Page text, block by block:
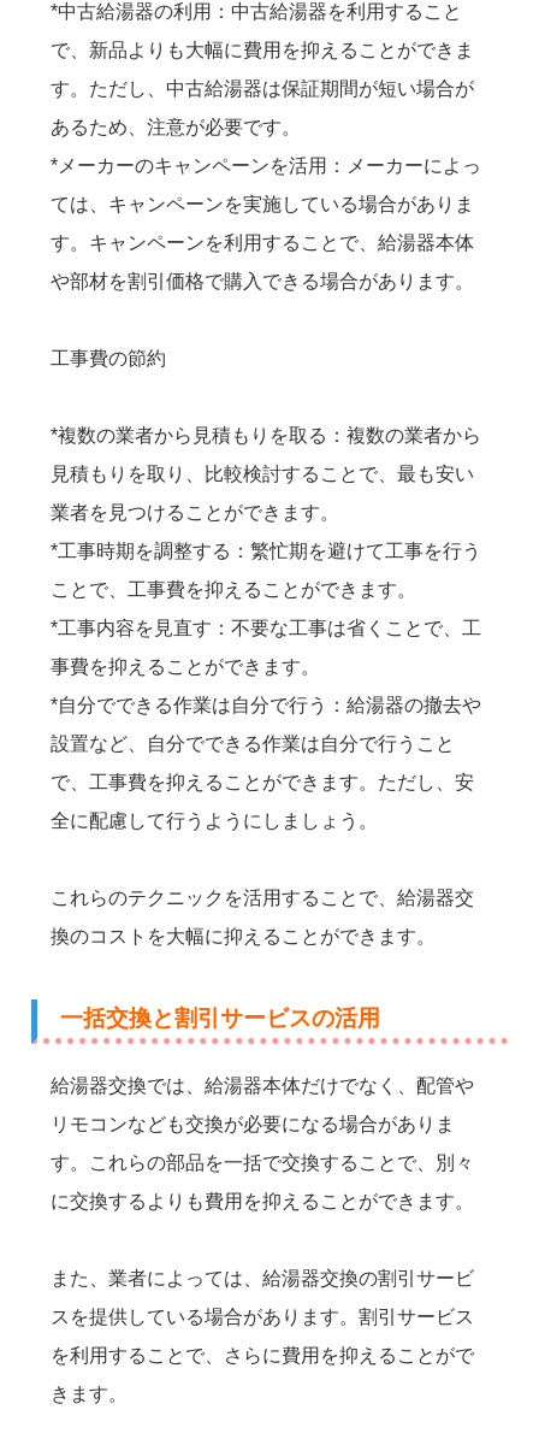
*中古給湯器の利用：中古給湯器を利用すること
で、新品よりも大幅に費用を抑えることができま
す。ただし、中古給湯器は保証期間が短い場合が
あるため、注意が必要です。
*メーカーのキャンペーンを活用：メーカーによっ
ては、キャンペーンを実施している場合がありま
す。キャンペーンを利用することで、給湯器本体
や部材を割引価格で購入できる場合があります。
工事費の節約
*複数の業者から見積もりを取る：複数の業者から
見積もりを取り、比較検討することで、最も安い
業者を見つけることができます。
*工事時期を調整する：繁忙期を避けて工事を行う
ことで、工事費を抑えることができます。
*工事内容を見直す：不要な工事は省くことで、工
事費を抑えることができます。
*自分でできる作業は自分で行う：給湯器の撤去や
設置など、自分でできる作業は自分で行うこと
で、工事費を抑えることができます。ただし、安
全に配慮して行うようにしましょう。
これらのテクニックを活用することで、給湯器交
換のコストを大幅に抑えることができます。
一括交換と割引サービスの活用
給湯器交換では、給湯器本体だけでなく、配管や
リモコンなども交換が必要になる場合がありま
す。これらの部品を一括で交換することで、別々
に交換するよりも費用を抑えることができます。
また、業者によっては、給湯器交換の割引サービ
スを提供している場合があります。割引サービス
を利用することで、さらに費用を抑えることがで
きます。